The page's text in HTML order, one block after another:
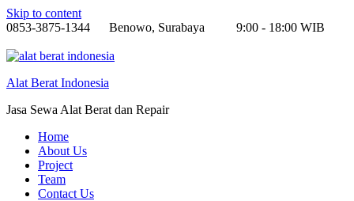
Skip to content
0853-3875-1344
Benowo, Surabaya 9:00 - 18:00 WIB
Alat Berat Indonesia
Jasa Sewa Alat Berat dan Repair
Home
About Us
Project
Team
Contact Us